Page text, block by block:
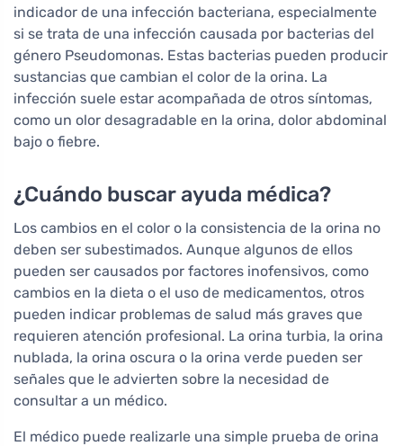
indicador de una infección bacteriana, especialmente
si se trata de una infección causada por bacterias del
género Pseudomonas. Estas bacterias pueden producir
sustancias que cambian el color de la orina. La
infección suele estar acompañada de otros síntomas,
como un olor desagradable en la orina, dolor abdominal
bajo o fiebre.
¿Cuándo buscar ayuda médica?
Los cambios en el color o la consistencia de la orina no
deben ser subestimados. Aunque algunos de ellos
pueden ser causados por factores inofensivos, como
cambios en la dieta o el uso de medicamentos, otros
pueden indicar problemas de salud más graves que
requieren atención profesional. La orina turbia, la orina
nublada, la orina oscura o la orina verde pueden ser
señales que le advierten sobre la necesidad de
consultar a un médico.
El médico puede realizarle una simple prueba de orina